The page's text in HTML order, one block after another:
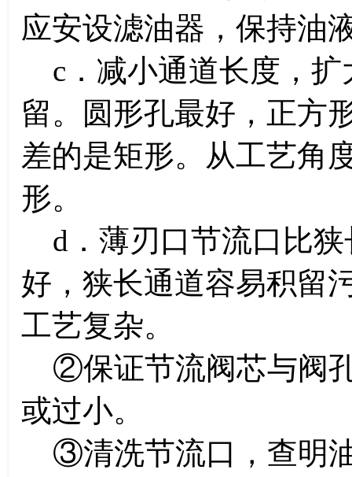
应安设滤油器，保持油
c．减小通道长度，扩
留。圆形孔最好，正方
差的是矩形。从工艺角
形。
d．薄刃口节流口比狭
好，狭长通道容易积留
工艺复杂。
②保证节流阀芯与阀
或过小。
③清洗节流口，查明